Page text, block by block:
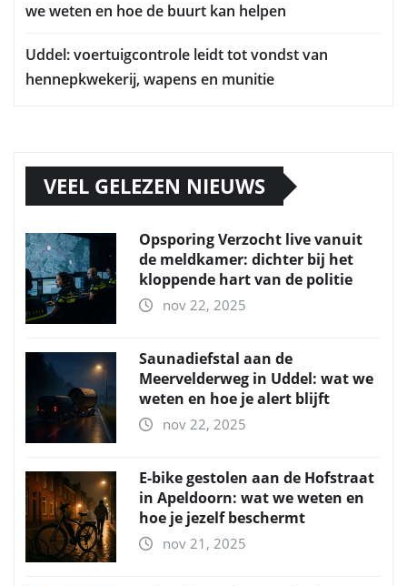
we weten en hoe de buurt kan helpen
Uddel: voertuigcontrole leidt tot vondst van
hennepkwekerij, wapens en munitie
VEEL GELEZEN NIEUWS
Opsporing Verzocht live vanuit
de meldkamer: dichter bij het
kloppende hart van de politie
nov 22, 2025
Saunadiefstal aan de
Meervelderweg in Uddel: wat we
weten en hoe je alert blijft
nov 22, 2025
E-bike gestolen aan de Hofstraat
in Apeldoorn: wat we weten en
hoe je jezelf beschermt
nov 21, 2025